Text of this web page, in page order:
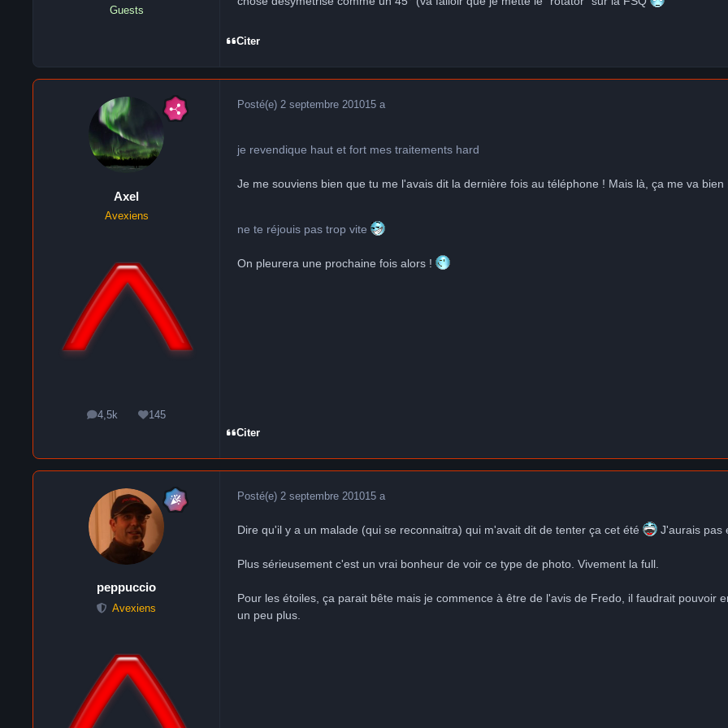
Guests
Citer
Axel
Avexiens
4,5k
messages145
Réputation
Posté(e) 2 septembre 201015 a
je revendique haut et fort mes traitements hard
Je me souviens bien que tu me l'avais dit la dernière fois au téléphone ! Mais là, ça me va bien
ne te réjouis pas trop vite
On pleurera une prochaine fois alors !
Citer
peppuccio
Avexiens
Posté(e) 2 septembre 201015 a
Dire qu'il y a un malade (qui se reconnaitra) qui m'avait dit de tenter ça cet été J'aurais pas
Plus sérieusement c'est un vrai bonheur de voir ce type de photo. Vivement la full.
Pour les étoiles, ça parait bête mais je commence à être de l'avis de Fredo, il faudrait pouvoir
un peu plus.